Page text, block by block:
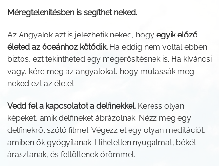
Méregtelenítésben is segíthet neked.
Az Angyalok azt is jelezhetik neked, hogy egyik előző
életed az óceánhoz kötődik. Ha eddig nem voltál ebben
biztos, ezt tekintheted egy megerősítésnek is. Ha kíváncsi
vagy, kérd meg az angyalokat, hogy mutassák meg
neked ezt az életet.
Vedd fel a kapcsolatot a delfinekkel. Keress olyan
képeket, amik delfineket ábrázolnak. Nézz meg egy
delfinekről szóló filmet. Végezz el egy olyan meditációt,
amiben ők gyógyítanak. Hihetetlen nyugalmat, békét
árasztanak, és feltöltenek örömmel.